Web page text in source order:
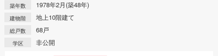
築年数 1978年2月(築48年)
建物階 地上10階建て
総戸数 68戸
学区 非公開